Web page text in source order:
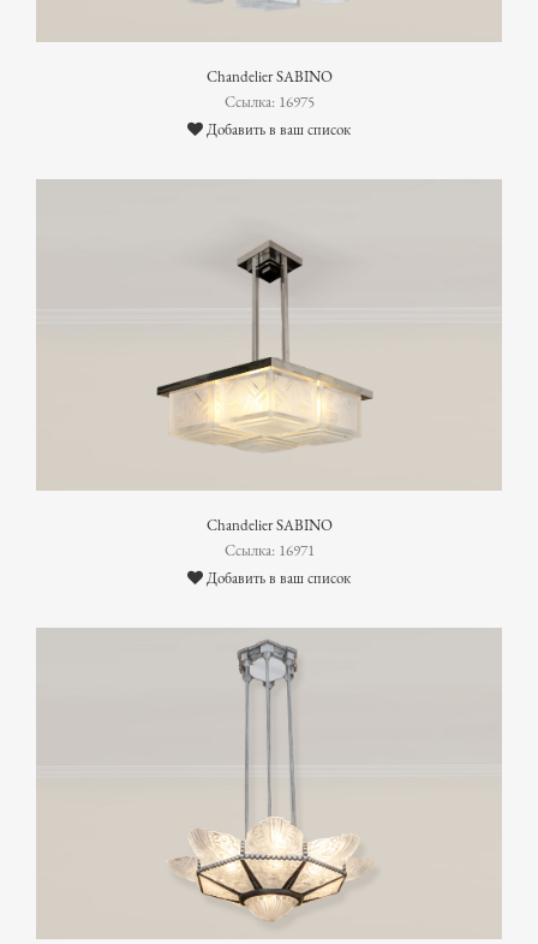
Chandelier SABINO
Ссылка: 16975
Добавить в ваш список
Chandelier SABINO
Ссылка: 16971
Добавить в ваш список